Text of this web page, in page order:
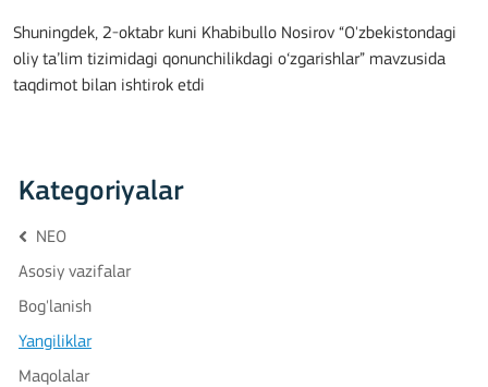
Shuningdek, 2-oktabr kuni Khabibullo Nosirov “O'zbekistondagi
oliy ta’lim tizimidagi qonunchilikdagi o‘zgarishlar” mavzusida
taqdimot bilan ishtirok etdi
Kategoriyalar
NEO
Asosiy vazifalar
Bog'lanish
Yangiliklar
Maqolalar